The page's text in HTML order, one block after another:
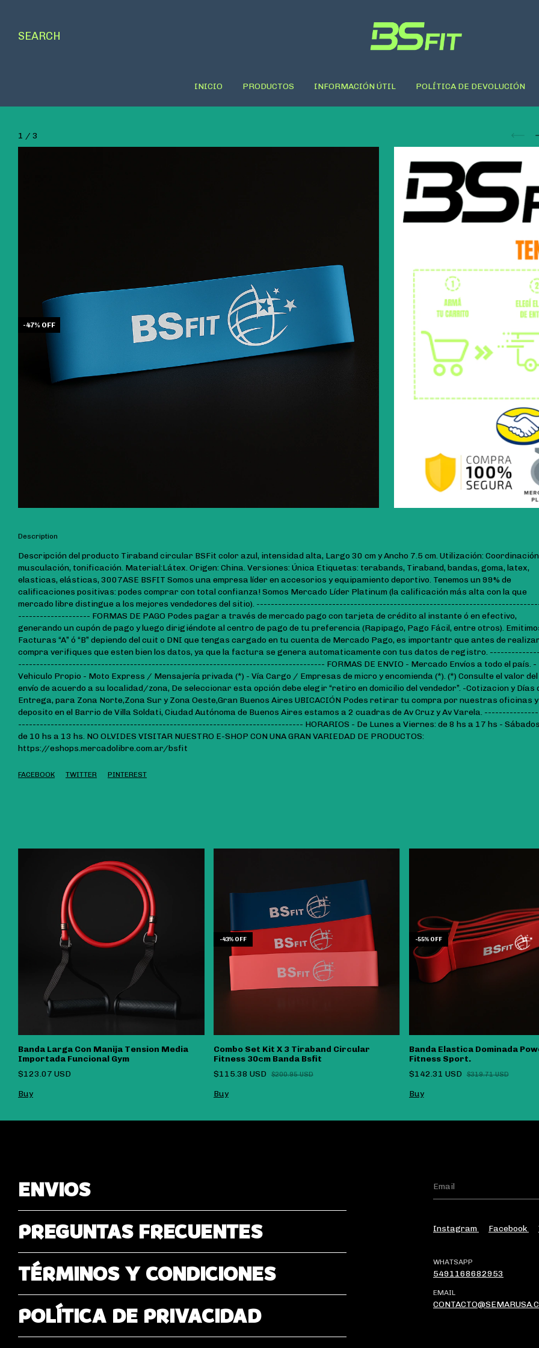
SEARCH
INICIO PRODUCTOS INFORMACIÓN ÚTIL POLÍTICA DE DEVOLUCIÓN
1 / 3
-47% OFF
Description
Descripción del producto Tiraband circular BSFit color azul, intensidad alta, Largo 30 cm y Ancho 7.5 cm. Utilización:
musculación, tonificación. Material:Látex. Origen: China. Versiones: Única Etiquetas: terabands, Tiraband, bandas, goma, latex,
elasticas, elásticas, 3007ASE BSFIT Somos una empresa líder en accesorios y equipamiento deportivo. Tenemos un 99% de
calificaciones positivas: podes comprar con total confianza! Somos Mercado Líder Platinum (la calificación más alta con la que
mercado libre distingue a los mejores vendedores del sitio).
-------------------- FORMAS DE PAGO Podes pagar a través de mercado pago con tarjeta de crédito al instante ó en efectivo,
generando un cupón de pago y luego dirigiéndote al centro de pago de tu preferencia (Rapipago, Pago Fácil, entre otros).
Facturas “A” ó “B” depiendo del cuit o DNI que tengas cargado en tu cuenta de Mercado Pago, es importantr que antes de
compra verifiques que esten bien los datos, ya que la factura se genera automaticamente con tus datos de registro.
------------------------------------------------------------------------------------- FORMAS DE ENVIO - Mercado Envíos a todo el país. -
Vehiculo Propio - Moto Express / Mensajería privada (*) - Vía Cargo / Empresas de micro y encomienda (*). (*) Consulte el valor del
envío de acuerdo a su localidad/zona, De seleccionar esta opción debe elegir “retiro en domicilio del vendedor”. -Cotizacion y Días
Entrega, para Zona Norte,Zona Sur y Zona Oeste,Gran Buenos Aires UBICACIÓN Podes retirar tu compra por nuestras oficinas y
deposito en el Barrio de Villa Soldati, Ciudad Autónoma de Buenos Aires estamos a 2 cuadras de Av Cruz y Av Varela.
------------------------------------------------------------------------------- HORARIOS - De Lunes a Viernes: de 8 hs a 17 hs -
de 10 hs a 13 hs. NO OLVIDES VISITAR NUESTRO E-SHOP CON UNA GRAN VARIEDAD DE PRODUCTOS:
https://eshops.mercadolibre.com.ar/bsfit
FACEBOOK TWITTER PINTEREST
Banda Larga Con Manija Tension Media
Importada Funcional Gym
$123.07 USD
-43% OFF
Combo Set Kit X 3 Tiraband Circular
Fitness 30cm Banda Bsfit
$115.38 USD
$200.95 USD
-55% OFF
Banda Elastica Dominada
Fitness Sport.
$142.31 USD
$319.71 USD
ENVIOS
PREGUNTAS FRECUENTES
TÉRMINOS Y CONDICIONES
POLÍTICA DE PRIVACIDAD
Instagram Facebook
WHATSAPP
5491168682953
EMAIL